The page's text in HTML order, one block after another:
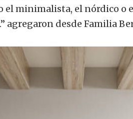
el minimalista, el nórdico o
agregaron desde Familia